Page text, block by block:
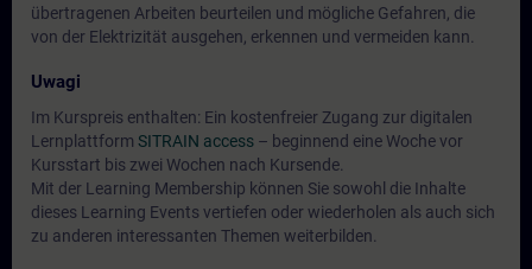
übertragenen Arbeiten beurteilen und mögliche Gefahren, die
von der Elektrizität ausgehen, erkennen und vermeiden kann.
Uwagi
Im Kurspreis enthalten: Ein kostenfreier Zugang zur digitalen
Lernplattform SITRAIN access – beginnend eine Woche vor
Kursstart bis zwei Wochen nach Kursende.
Mit der Learning Membership können Sie sowohl die Inhalte
dieses Learning Events vertiefen oder wiederholen als auch sich
zu anderen interessanten Themen weiterbilden.